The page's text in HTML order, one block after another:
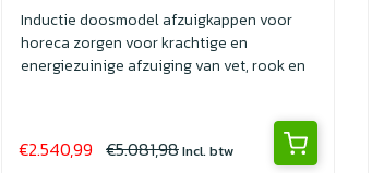
Inductie doosmodel afzuigkappen voor
horeca zorgen voor krachtige en
energiezuinige afzuiging van vet, rook en
€2.540,99 €5.081,98Incl. btw